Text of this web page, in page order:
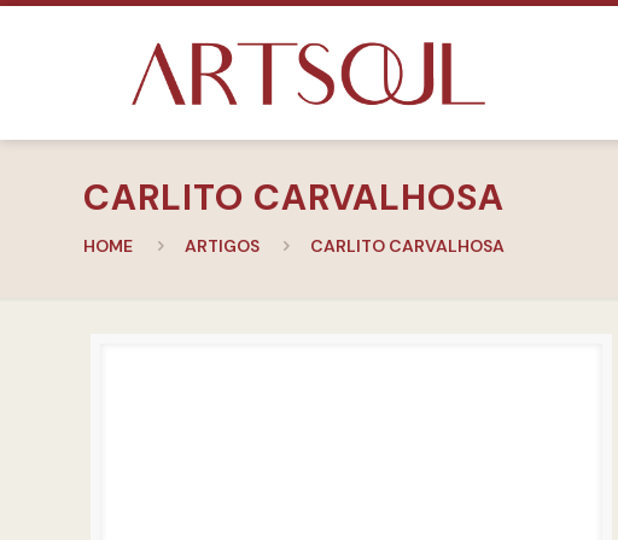
CARLITO CARVALHOSA
HOME ARTIGOS CARLITO CARVALHOSA